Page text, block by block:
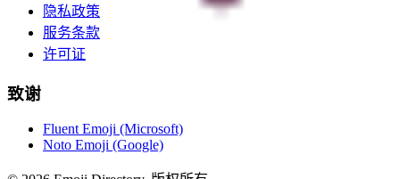
隐私政策
服务条款
许可证
致谢
Fluent Emoji (Microsoft)
Noto Emoji (Google)